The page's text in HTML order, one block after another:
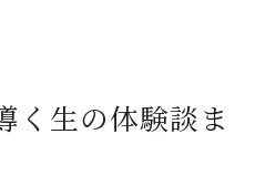
く生の体験談ま